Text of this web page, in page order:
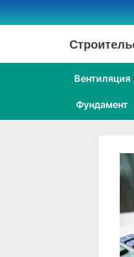
Skip
to
Вентиляция
Фундамент